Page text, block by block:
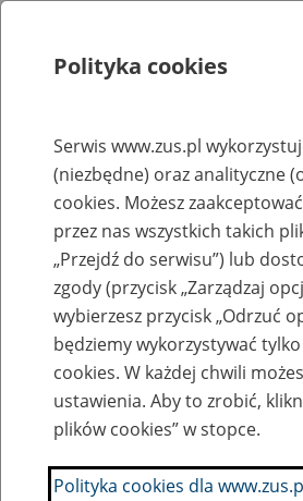
Rejestry, ewidencje i archiwa
Baza zlikwidowanych
przekształconych
Nazwa zakładu pracy:
SZUKAJ
Polityka cookies
Serwis www.zus.pl
(niezbędne) oraz analityczne
cookies. Możesz
przez nas wszystkich takich
„Przejdź do serwisu”) lub
zgody (przycisk „Zarządzaj
wybierzesz przycisk „Odrzuć
będziemy wykorzystywać
cookies. W każdej chwili
ustawienia. Aby to zrobić,
plików cookies” w stopce.
Polityka cookies dla